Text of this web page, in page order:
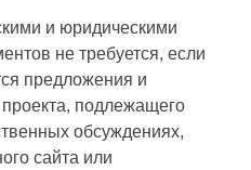
и юридическими
не требуется, если
предложения и
подлежащего
обсуждениях,
сайта или